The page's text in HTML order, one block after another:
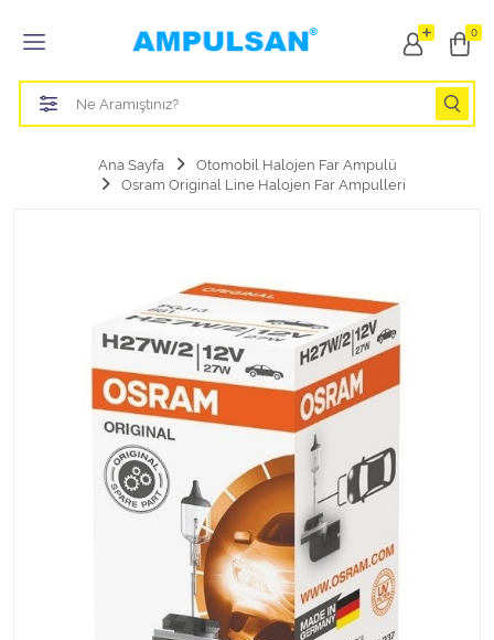
0
Tüm Kategoriler
Led Aydınlatma Ampulü
Otomobil Halojen Far Ampulü
Otomobil Led Far Ampulü
Otomobil Halojen Park Ampulü
Otomobil Led Park Ampulü
Otomobil Gösterge Ampulü
Halojen Off Road Rally Ampulü
Motosiklet Halojen Far Ampulü
Kamyon Halojen Far Ampulü
Ana Sayfa
Otomobil Halojen Far Ampulü
Osram Original Line Halojen Far Ampulleri